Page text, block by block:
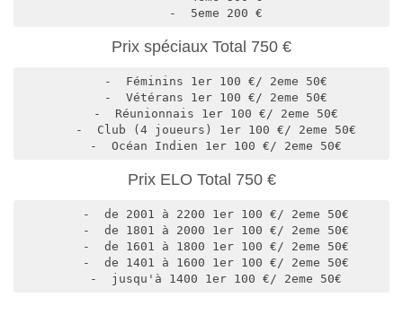
    -  5eme 200 €
Prix spéciaux Total 750 €
    -  Océan Indien 1er 100 €/ 2eme 50€
Prix ELO Total 750 €
    -  jusqu'à 1400 1er 100 €/ 2eme 50€